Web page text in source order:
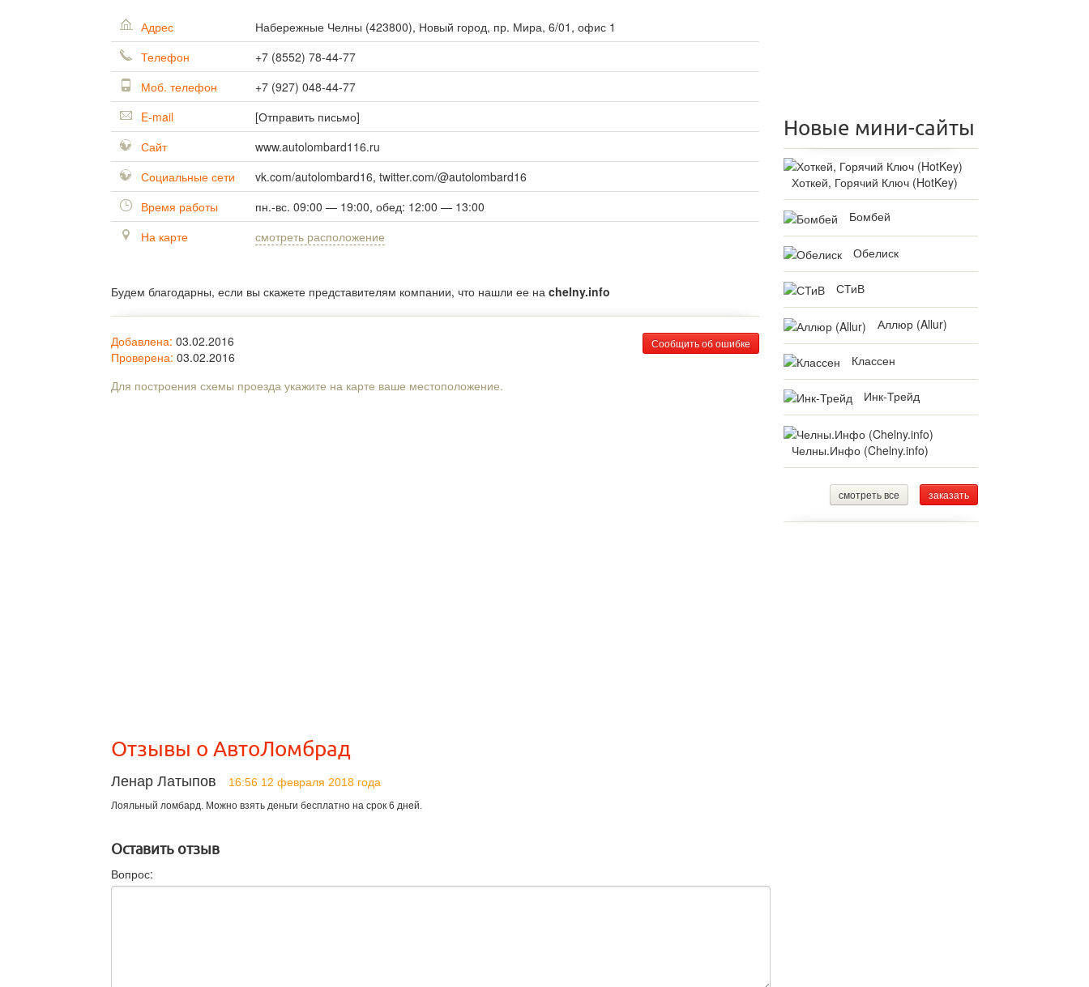
Адрес Набережные Челны (423800), Новый город, пр. Мира, 6/01, офис 1
Телефон
+7 (8552) 78-44-77
Моб. телефон
+7 (927) 048-44-77
E-mail
[Отправить письмо]
Сайт
www.autolombard116.ru
Социальные сети
vk.com/autolombard16, twitter.com/@autolombard16
Время работы
пн.-вс. 09:00 — 19:00, обед: 12:00 — 13:00
На карте
смотреть расположение
Будем благодарны, если вы скажете представителям компании, что нашли ее на chelny.info
Сообщить об ошибке
Добавлена: 03.02.2016
Проверена: 03.02.2016
Для построения схемы проезда укажите на карте ваше местоположение.
Отзывы о АвтоЛомбрад
Ленар Латыпов 16:56 12 февраля 2018 года
Лояльный ломбард. Можно взять деньги бесплатно на срок 6 дней.
Оставить отзыв
Вопрос:
Новые мини-сайты
Хоткей, Горячий Ключ (HotKey)
Бомбей
Обелиск
СТиВ
Аллюр (Allur)
Классен
Инк-Трейд
Челны.Инфо (Chelny.info)
смотреть все заказать